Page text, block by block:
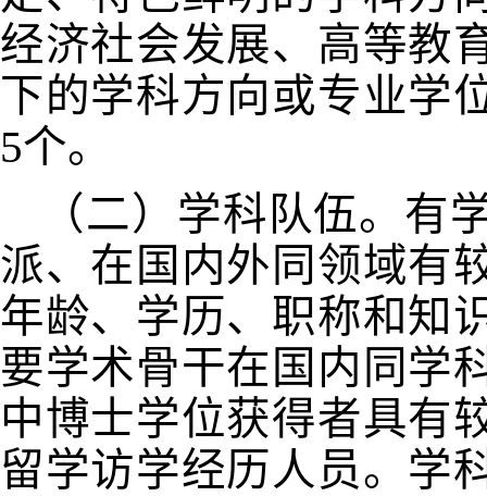
经济社会发展、高等教
下的学科方向或专业学
5个。
（二）学科队伍。有
派、在国内外同领域有
年龄、学历、职称和知
要学术骨干在国内同学
中博士学位获得者具有
留学访学经历人员。学